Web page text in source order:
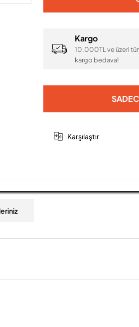
Kargo
10.000TL ve üzeri
kargo bedava!
Karşılaştır